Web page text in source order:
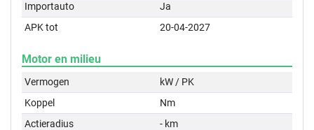
Importauto
Ja
APK tot
20-04-2027
Motor en milieu
Vermogen
kW / PK
Koppel
Nm
Actieradius
- km